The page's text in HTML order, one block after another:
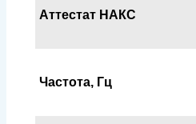
Аттестат НАКС
Частота, Гц